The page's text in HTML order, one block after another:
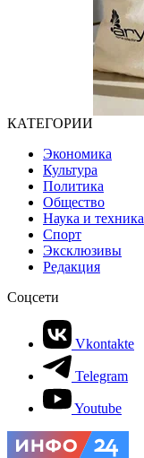
КАТЕГОРИИ
Экономика
Культура
Политика
Общество
Наука и техника
Спорт
Эксклюзивы
Редакция
Соцсети
Vkontakte
Telegram
Youtube